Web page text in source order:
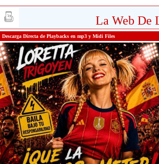
La Web De
Descarga Directa de Playbacks en mp3 y Midi Files